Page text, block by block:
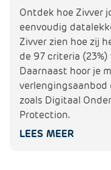
Ontdek hoe Zivver
eenvoudig
Zivver zien hoe zij
de 97 criteria
Daarnaast hoor je
verlengingsaanbod
zoals Digitaal
Protection.
LEES MEER